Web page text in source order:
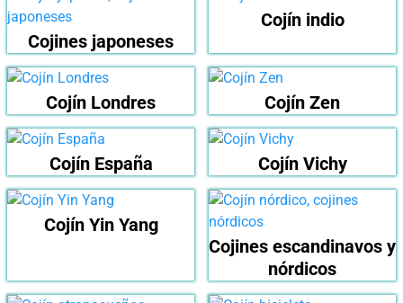
Cojines japoneses
Cojín indio
Cojín Londres Cojín Zen
Cojín España Cojín Vichy
Cojín Yin Yang
Cojines escandinavos y
nórdicos